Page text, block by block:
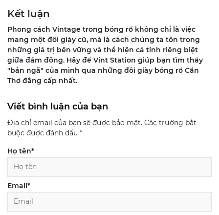
Kết luận
Phong cách Vintage trong bóng rổ không chỉ là việc
mang một đôi giày cũ, mà là cách chúng ta tôn trọng
những giá trị bền vững và thể hiện cá tính riêng biệt
giữa đám đông. Hãy để Vint Station giúp bạn tìm thấy
"bản ngã" của mình qua những đôi giày bóng rổ Cần
Thơ đẳng cấp nhất.
Viết bình luận của bạn
Địa chỉ email của bạn sẽ được bảo mật. Các trường bắt
buộc được đánh dấu *
Họ tên*
Email*